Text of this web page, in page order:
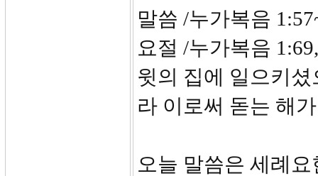
말씀 /누가
요절 /누가복음
윗의 집에 일으키
라 이로써 돋는 해
오늘 말씀은 세례